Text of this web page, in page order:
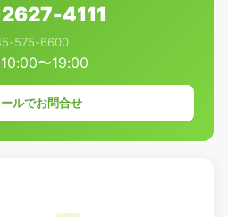
4111
575-6600
〜19:00
ルでお問合せ